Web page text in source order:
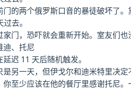
门的两个俄罗斯口音的暴徒破坏了
去。
家门，恐吓就会重新开始。室友们也
迪、托尼
延迟 11 天后随机触发。
是另一天，但伊戈尔和迪米特里决
你至少应该在他的餐厅里感谢托尼